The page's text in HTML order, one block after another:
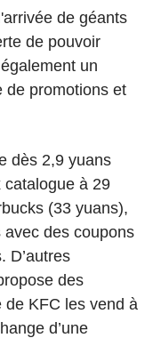
de géants
de pouvoir
un
de promotions et
dès 2,9 yuans
catalogue à 29
(33 yuans),
des coupons
D’autres
des
KFC les vend à
d’une